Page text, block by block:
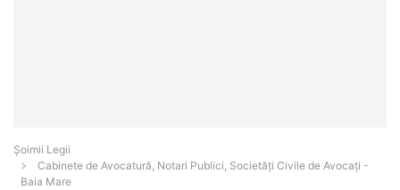
Șoimii Legii
Cabinete de Avocatură, Notari Publici, Societăți Civile de Avocați -
Baia Mare